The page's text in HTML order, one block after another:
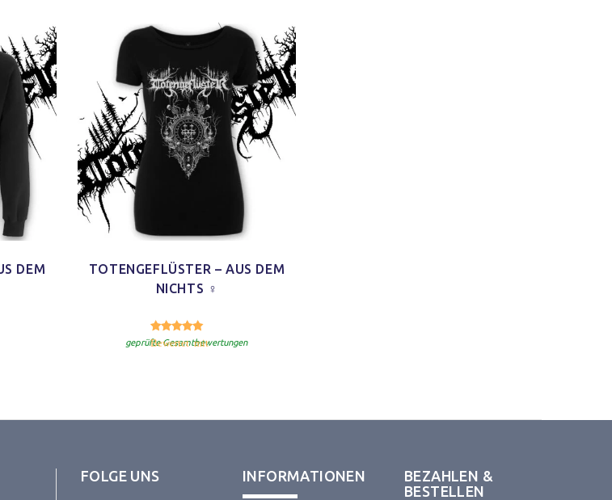
DEM
TOTENGEFLÜSTER – AUS DEM
NICHTS ♀
Bewertet mit 5.00
geprüfte Gesamtbewertungen
FOLGE UNS INFORMATIONEN
BEZAHLEN &
BESTELLEN